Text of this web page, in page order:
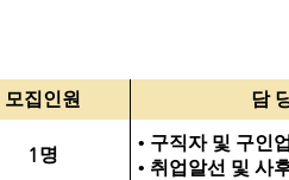
모집인원 담
1 명
• 구직자 및 구인
• 취업알선 및 사